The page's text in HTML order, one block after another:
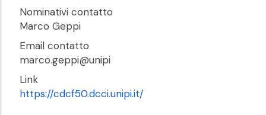
Nominativi contatto
Marco Geppi
Email contatto
marco.geppi@unipi
Link
https://cdcf50.dcci.unipi.it/